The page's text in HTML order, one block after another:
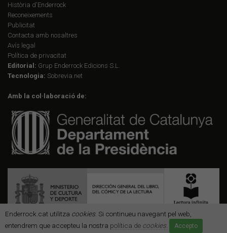
Enderrock.cat utilitza cookies. Si continueu navegant pel web,
entendrem que accepteu la nostra política de cookies. Accepto
Història d'Enderrock
Reconeixements
Publicitat
Contacta amb nosaltres
Avís legal
Política de privacitat
Editorial: Grup Enderrock Edicions S.L.
Tecnologia: Sobrevia.net
Amb la col·laboració de: